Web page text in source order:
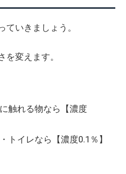
ていきましょう。
を変えます。
触れる物なら【濃度
トイレなら【濃度0.1％】